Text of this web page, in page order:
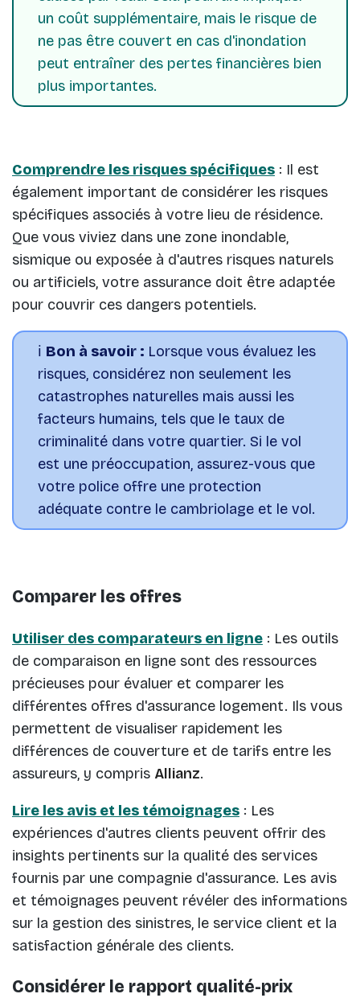
un coût supplémentaire, mais le risque de
ne pas être couvert en cas d'inondation
peut entraîner des pertes financières bien
plus importantes.
Comprendre les risques spécifiques : Il est
également important de considérer les risques
spécifiques associés à votre lieu de résidence.
Que vous viviez dans une zone inondable,
sismique ou exposée à d'autres risques naturels
ou artificiels, votre assurance doit être adaptée
pour couvrir ces dangers potentiels.
ℹ️ Bon à savoir : Lorsque vous évaluez les
risques, considérez non seulement les
catastrophes naturelles mais aussi les
facteurs humains, tels que le taux de
criminalité dans votre quartier. Si le vol
est une préoccupation, assurez-vous que
votre police offre une protection
adéquate contre le cambriolage et le vol.
Comparer les offres
Utiliser des comparateurs en ligne : Les outils
de comparaison en ligne sont des ressources
précieuses pour évaluer et comparer les
différentes offres d'assurance logement. Ils vous
permettent de visualiser rapidement les
différences de couverture et de tarifs entre les
assureurs, y compris Allianz.
Lire les avis et les témoignages : Les
expériences d'autres clients peuvent offrir des
insights pertinents sur la qualité des services
fournis par une compagnie d'assurance. Les avis
et témoignages peuvent révéler des informations
sur la gestion des sinistres, le service client et la
satisfaction générale des clients.
Considérer le rapport qualité-prix